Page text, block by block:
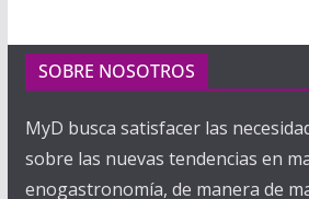
SOBRE NOSOTROS
MyD busca satisfacer las
sobre las nuevas tendencias en
enogastronomía, de manera de